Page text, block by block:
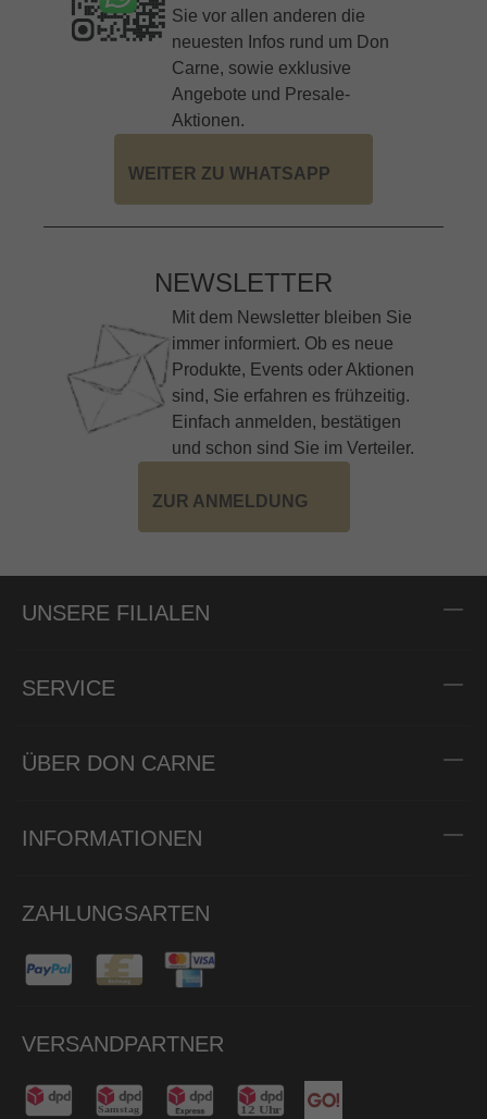
Sie vor allen anderen die
neuesten Infos rund um Don
Carne, sowie exklusive
Angebote und Presale-
Aktionen.
WEITER ZU WHATSAPP
NEWSLETTER
Mit dem Newsletter bleiben Sie
immer informiert. Ob es neue
Produkte, Events oder Aktionen
sind, Sie erfahren es frühzeitig.
Einfach anmelden, bestätigen
und schon sind Sie im Verteiler.
ZUR ANMELDUNG
UNSERE FILIALEN
SERVICE
ÜBER DON CARNE
INFORMATIONEN
ZAHLUNGSARTEN
VERSANDPARTNER